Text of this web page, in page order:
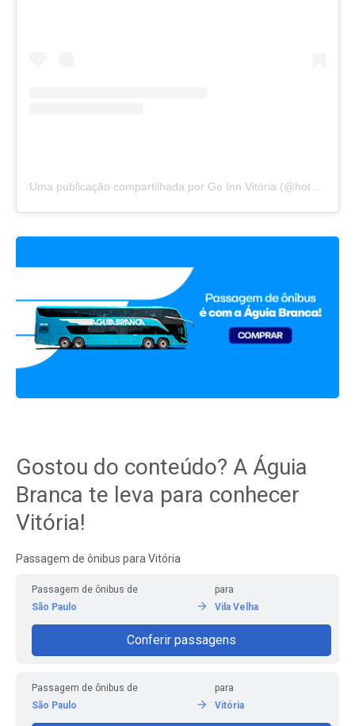
Gostou do conteúdo? A Águia
Branca te leva para conhecer
Vitória!
Passagem de ônibus para Vitória
Passagem de ônibus de
São Paulo
para
Vila Velha
Conferir passagens
Passagem de ônibus de
São Paulo
para
Vitória